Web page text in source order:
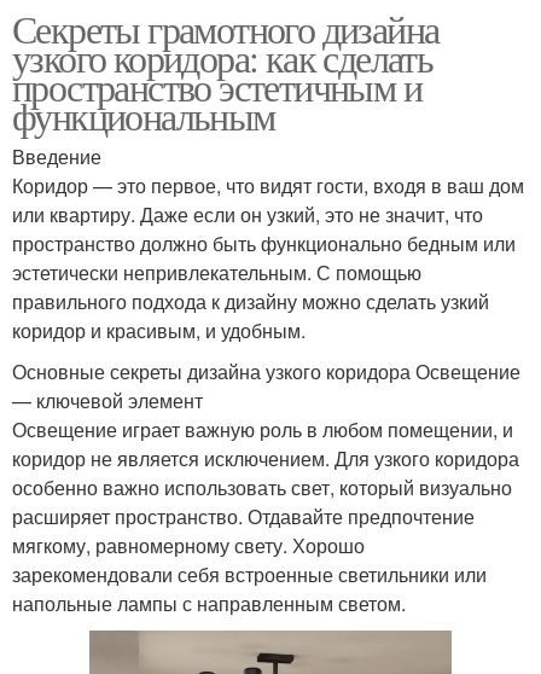
Секреты грамотного дизайна
узкого коридора: как сделать
пространство эстетичным и
функциональным
Введение
Коридор — это первое, что видят гости, входя в ваш дом
или квартиру. Даже если он узкий, это не значит, что
пространство должно быть функционально бедным или
эстетически непривлекательным. С помощью
правильного подхода к дизайну можно сделать узкий
коридор и красивым, и удобным.
Основные секреты дизайна узкого коридора Освещение
— ключевой элемент
Освещение играет важную роль в любом помещении, и
коридор не является исключением. Для узкого коридора
особенно важно использовать свет, который визуально
расширяет пространство. Отдавайте предпочтение
мягкому, равномерному свету. Хорошо
зарекомендовали себя встроенные светильники или
напольные лампы с направленным светом.